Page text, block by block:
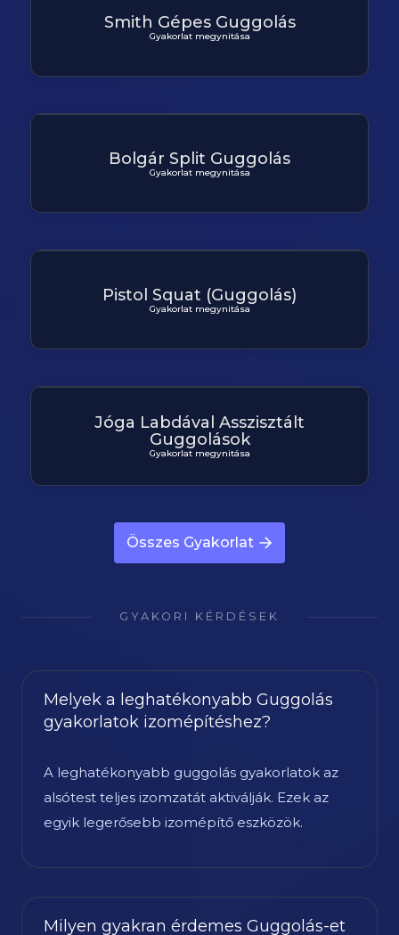
Smith Gépes Guggolás
Gyakorlat megynitása
Bolgár Split Guggolás
Gyakorlat megynitása
Pistol Squat (Guggolás)
Gyakorlat megynitása
Jóga Labdával Asszisztált
Guggolások
Gyakorlat megynitása
Összes Gyakorlat
GYAKORI KÉRDÉSEK
Melyek a leghatékonyabb Guggolás
gyakorlatok izomépítéshez?
A leghatékonyabb guggolás gyakorlatok az
alsótest teljes izomzatát aktiválják. Ezek az
egyik legerősebb izomépítő eszközök.
Milyen gyakran érdemes Guggolás-et